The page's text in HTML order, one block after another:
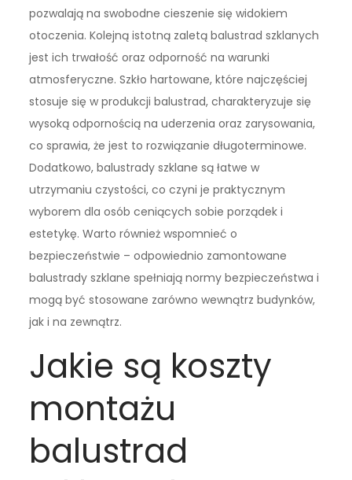
pozwalają na swobodne cieszenie się widokiem
otoczenia. Kolejną istotną zaletą balustrad szklanych
jest ich trwałość oraz odporność na warunki
atmosferyczne. Szkło hartowane, które najczęściej
stosuje się w produkcji balustrad, charakteryzuje się
wysoką odpornością na uderzenia oraz zarysowania,
co sprawia, że jest to rozwiązanie długoterminowe.
Dodatkowo, balustrady szklane są łatwe w
utrzymaniu czystości, co czyni je praktycznym
wyborem dla osób ceniących sobie porządek i
estetykę. Warto również wspomnieć o
bezpieczeństwie – odpowiednio zamontowane
balustrady szklane spełniają normy bezpieczeństwa i
mogą być stosowane zarówno wewnątrz budynków,
jak i na zewnątrz.
Jakie są koszty
montażu
balustrad